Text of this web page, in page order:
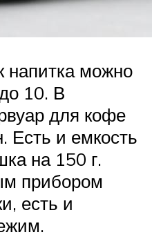
напитка можно
10. В
для кофе
Есть и емкость
на 150 г.
прибором
есть и